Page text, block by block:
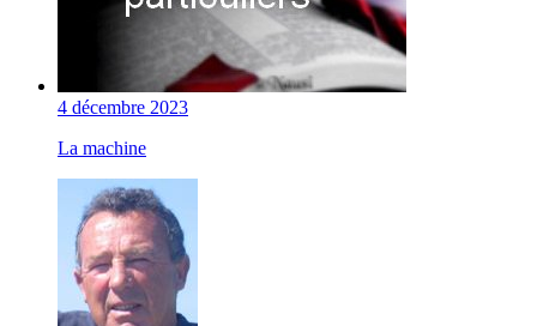
4 décembre 2023
La machine